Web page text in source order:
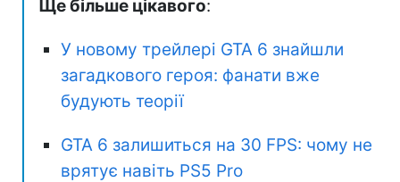
Ще більше цікавого:
У новому трейлері GTA 6 знайшли
загадкового героя: фанати вже
будують теорії
GTA 6 залишиться на 30 FPS: чому не
врятує навіть PS5 Pro